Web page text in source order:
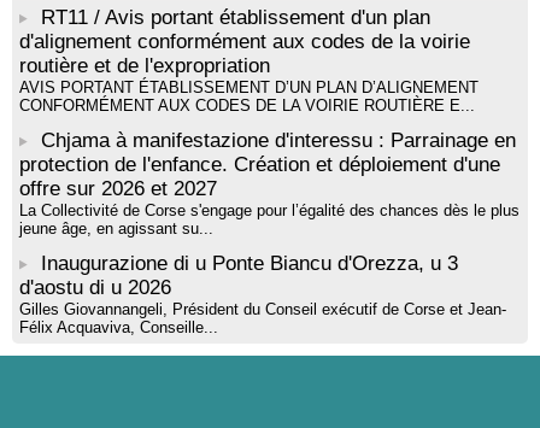
RT11 / Avis portant établissement d'un plan
d'alignement conformément aux codes de la voirie
routière et de l'expropriation
AVIS PORTANT ÉTABLISSEMENT D’UN PLAN D’ALIGNEMENT
CONFORMÉMENT AUX CODES DE LA VOIRIE ROUTIÈRE E...
Chjama à manifestazione d'interessu : Parrainage en
protection de l'enfance. Création et déploiement d'une
offre sur 2026 et 2027
La Collectivité de Corse s'engage pour l’égalité des chances dès le plus
jeune âge, en agissant su...
Inaugurazione di u Ponte Biancu d'Orezza, u 3
d'aostu di u 2026
Gilles Giovannangeli, Président du Conseil exécutif de Corse et Jean-
Félix Acquaviva, Conseille...